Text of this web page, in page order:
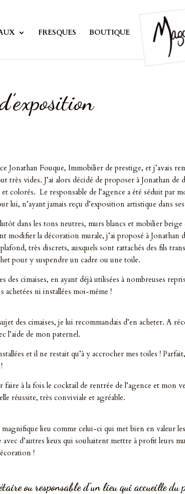
FRESQUES BOUTIQUE
Jonathan Fouque, Immobilier de prestige, et j’avais
très vides. J’ai alors décidé de proposer à Jonathan de
colorés. Le responsable de l’agence a été séduit par
lui, n’ayant jamais reçu d’exposition artistique dans
dans les tons neutres, murs blancs et mobilier
la décoration murale, j’ai proposé à Jonathan
très discrets, auxquels sont rattachés des fils
pour y suspendre un cadre ou une toile.
des cimaises, en ayant déjà utilisées à nombreuses
achetées ni installées moi-même !
des cimaises, je lui recommandais d’en acheter. A
l’aide de mon paternel.
et il ne restait qu’à y accrocher mes toiles !
à la fois le cocktail de rentrée de l’agence et mon
réussite, très conviviale et agréable.
lieu comme celui-ci qui met bien en valeur
d’autres lieux qui souhaitent mettre à profit leurs
!
ou responsable d’un lieu qui accueille du